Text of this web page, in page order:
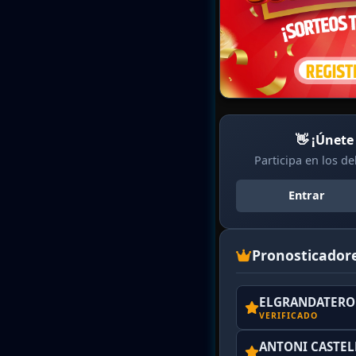
👋
Participa en los
Entrar
VERIFICADO
ANTONI